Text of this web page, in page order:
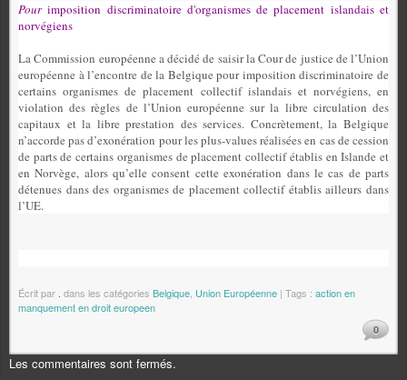
Pourimposition discriminatoire d'organismes de placement islandais et
norvégiens
La Commission européenne a décidé de saisir la Cour de justice de l’Union
européenne à l’encontre de la Belgique pour imposition discriminatoire de
certains organismes de placement collectif islandais et norvégiens, en
violation des règles de l’Union européenne sur la libre circulation des
capitaux et la libre prestation des services. Concrètement, la Belgique
n’accorde pas d’exonération pour les plus‑values réalisées en cas de cession
de parts de certains organismes de placement collectif établis en Islande et
en Norvège, alors qu’elle consent cette exonération dans le cas de parts
détenues dans des organismes de placement collectif établis ailleurs dans
l’UE.
Écrit par dans les catégories Belgique Union Européenne | Tags : action en
manquement en droit europeen
0
Les commentaires sont fermés.